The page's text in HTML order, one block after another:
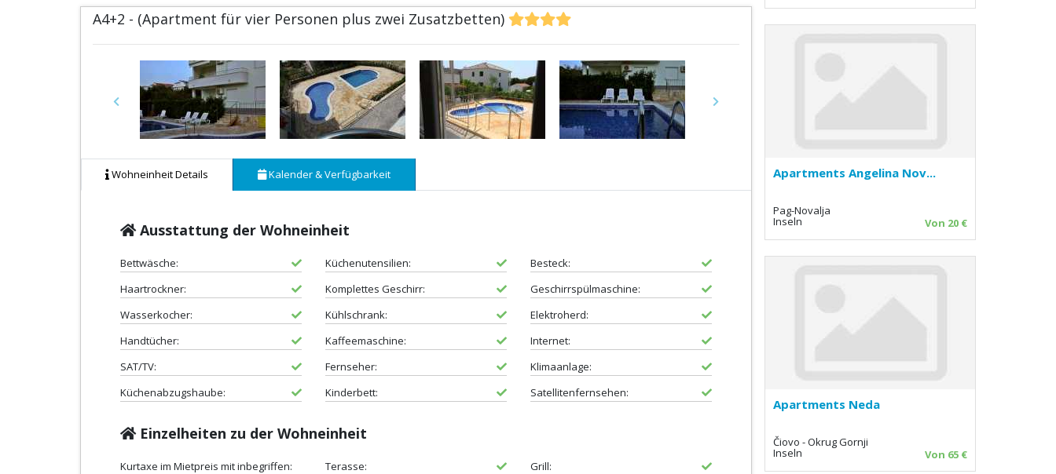
A4+2 - (Apartment für vier Personen plus zwei Zusatzbetten)
Previous Next
Wohneinheit Details Kalender & Verfügbarkeit
Ausstattung der Wohneinheit
Bettwäsche: Küchenutensilien:
Besteck:
Haartrockner:
Komplettes Geschirr:
Geschirrspülmaschine:
Wasserkocher:
Kühlschrank:
Elektroherd:
Handtücher:
Kaffeemaschine:
Internet:
SAT/TV:
Fernseher:
Klimaanlage:
Küchenabzugshaube:
Kinderbett: Satellitenfernsehen:
Einzelheiten zu der Wohneinheit
Kurtaxe im Mietpreis mit inbegriffen: Terasse: Grill:
Apartments Angelina Nov...
Pag-Novalja
Inseln Von 20 €
Apartments Neda
Čiovo - Okrug Gornji
Inseln Von 65 €